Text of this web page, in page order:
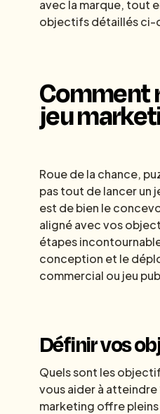
avec la marque, tout
objectifs détaillés ci-
Comment
jeu
Roue de la chance,
pas tout de lancer un
est de bien le
aligné avec vos
étapes
conception et le
commercial ou jeu
Définir vos
Quels sont les
vous aider à
marketing offre